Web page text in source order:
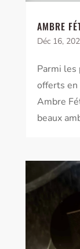
AMBRE
Déc 16,
Parmi
offerts en
Ambre
beaux